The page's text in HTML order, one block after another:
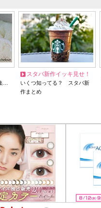
…
スタバ新作イッキ見せ！
いくつ知ってる？ スタバ新
作まとめ